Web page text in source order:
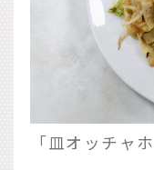
「皿オッチャ